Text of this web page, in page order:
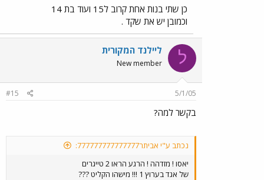
כן שתי בנות אחת קרוב ל15 ועוד בת 14
וכמובן יש את שקד .
ל ליילנד המקורית
New member
5/1/05
#15
בקשר למה?
נכתב ע"י אביתר777777777777777:
יאסו ! מזדהה ! הרגע הראו 2 טייגרים
של אגד בערוץ 1 !!! מישהו הקליט ???